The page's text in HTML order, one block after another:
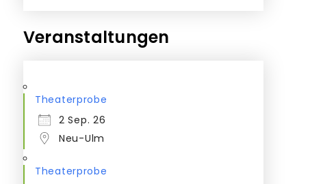
Veranstaltungen
Theaterprobe
2 Sep. 26
Neu-Ulm
Theaterprobe